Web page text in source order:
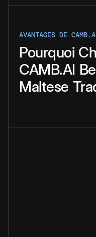
AVANTAGES DE
Pourquoi
CAMB.AI
Maltese